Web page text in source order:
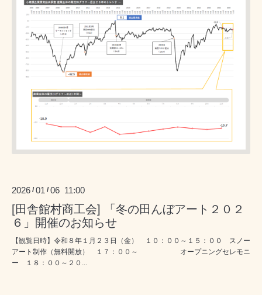
2026 /01 /06 11:00
[田舎館村商工会] 「冬の田んぼアート２０２
６」開催のお知らせ
【観覧日時】令和８年１月２３日（金） １０：００～１５：００ スノー
アート制作（無料開放） １７：００～ オープニングセレモニ
ー １８：００～２０...